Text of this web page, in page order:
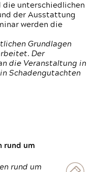
die unterschiedlichen
der Ausstattung
werden die
Grundlagen
Der
die Veranstaltung in
Schadengutachten
rund um
rund um